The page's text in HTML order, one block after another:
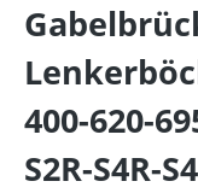
400-620-
S2R-S4R-